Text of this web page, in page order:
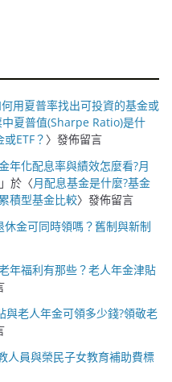
用夏普率找出可投資的基金或
中夏普值(Sharpe Ratio)是什
ETF？ 〉發佈留言
年化配息率與績效怎麼看?月
」於〈月配息基金是什麼?基金
積型基金比較〉發佈留言
金可同時領嗎？舊制與新制
年福利有那些？老人年金津貼
與老人年金可領多少錢?領敬老
人員與榮民子女教育補助費標